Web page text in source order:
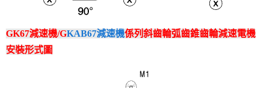
GK67減速機/GKAB67減速機係列斜齒輪弧齒錐齒輪減速電機
安裝形式圖